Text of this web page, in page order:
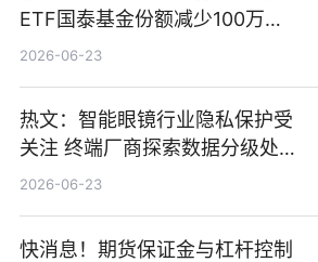
ETF国泰基金份额减少100万
份，重仓股紫金矿业、洛阳钼
2026-06-23
热文：智能眼镜行业隐私保护受
关注 终端厂商探索数据分级处理
等方案
2026-06-23
快消息！期货保证金与杠杆控制